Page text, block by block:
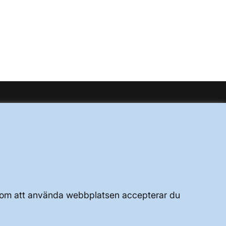
att använda webbplatsen accepterar du
UTVECKLING AV KRAFTSYSTEMET